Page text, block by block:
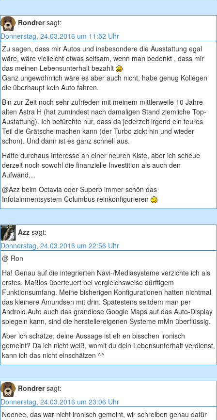
Rondrer sagt:
Donnerstag, 24.03.2016 um 11:52 Uhr
Zu sagen, dass mir Autos und insbesondere die Ausstattung egal
wäre, wäre vielleicht etwas seltsam, wenn man bedenkt , dass mir
das meinen Lebensunterhalt bezahlt
Ganz ungewöhnlich wäre es aber auch nicht, habe genug Kollegen
die überhaupt kein Auto fahren.
Bin zur Zeit noch sehr zufrieden mit meinem mittlerweile 10 Jahre
alten Astra H (hat zumindest nach damaligen Stand ziemliche Top-
Austattung). Ich befürchte nur, dass da jederzeit irgend ein teures
Teil die Grätsche machen kann (der Turbo zickt hin und wieder
schon). Und dann ist es ganz schnell aus.
Hätte durchaus Interesse an einer neuren Kiste, aber ich scheue
derzeit noch sowohl die finanzielle Investition als auch den
Aufwand…
@Azz beim Octavia oder Superb immer schön das
Infotainmentsystem Columbus reinkonfigurieren
Azz sagt:
Donnerstag, 24.03.2016 um 22:56 Uhr
@ Ron
Ha! Genau auf die integrierten Navi-/Mediasysteme verzichte ich als
erstes. Maßlos überteuert bei vergleichsweise dürftigem
Funktionsumfang. Meine bisherigen Konfigurationen hatten nichtmal
das kleinere Amundsen mit drin. Spätestens seitdem man per
Android Auto auch das grandiose Google Maps auf das Auto-Display
spiegeln kann, sind die herstellereigenen Systeme mMn überflüssig.
Aber ich schätze, deine Aussage ist eh en bisschen ironisch
gemeint? Da ich nicht weiß, womit du dein Lebensunterhalt verdienst,
kann ich das nicht einschätzen ^^
Rondrer sagt:
Donnerstag, 24.03.2016 um 23:06 Uhr
Neenee, das war nicht ironisch gemeint, wir schreiben genau dafür